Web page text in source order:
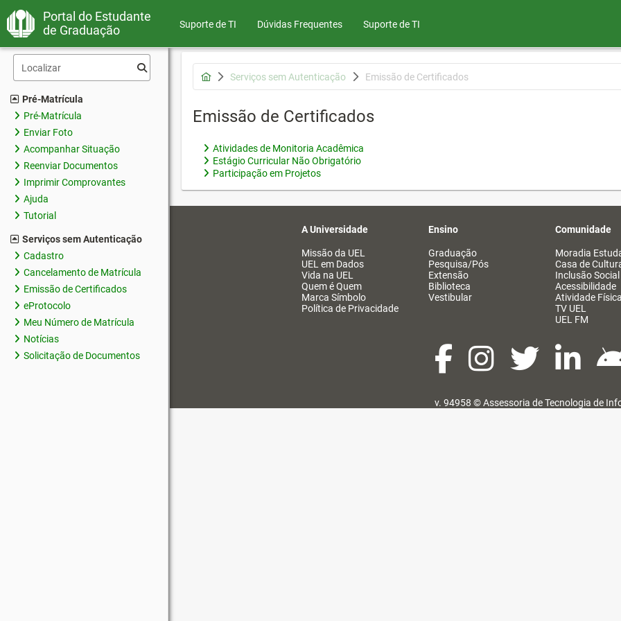
Portal do Estudante
de Graduação
Suporte de TI Dúvidas Frequentes Suporte de TI
Pré-Matrícula
Pré-Matrícula
Enviar Foto
Acompanhar Situação
Reenviar Documentos
Imprimir Comprovantes
Ajuda
Tutorial
Serviços sem Autenticação
Cadastro
Cancelamento de Matrícula
Emissão de Certificados
eProtocolo
Meu Número de Matrícula
Notícias
Solicitação de Documentos
Serviços sem Autenticação Emissão de Certificados
Emissão de Certificados
Atividades de Monitoria Acadêmica
Estágio Curricular Não Obrigatório
Participação em Projetos
A Universidade
Missão da UEL
UEL em Dados
Vida na UEL
Quem é Quem
Marca Símbolo
Política de Privacidade
Ensino
Graduação
Pesquisa/Pós
Extensão
Biblioteca
Vestibular
Comunidade
Moradia
Casa de
Inclusão Social
Acessibilidade
Atividade Física
TV UEL
UEL FM
v. 94958 ©Assessoria de Tecnologia de